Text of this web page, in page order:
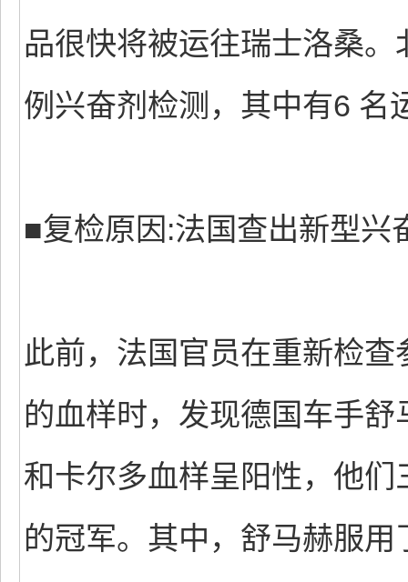
品很快将被运往瑞士洛桑
例兴奋剂检测，其中有6 名
■复检原因:法国查出新型兴
此前，法国官员在重新检
的血样时，发现德国车手
和卡尔多血样呈阳性，他
的冠军。其中，舒马赫服